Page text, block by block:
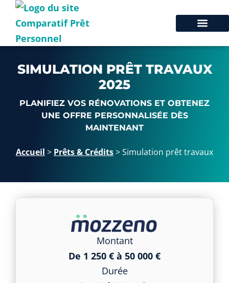
SIMULATION PRÊT TRAVAUX
2025
PLANIFIEZ VOS RÉNOVATIONS ET OBTENEZ
UNE OFFRE PERSONNALISÉE DÈS
MAINTENANT
Accueil > Prêts & Crédits>Simulation prêt travaux
Montant
De 1 250 € à 50 000 €
Durée